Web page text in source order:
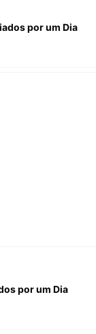
por um Dia
por um Dia